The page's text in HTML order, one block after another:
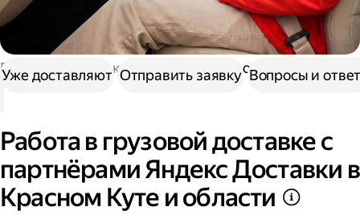
Работа в Доставке Работа в грузовой доставке
Работа в грузовой доставке с
партнёрами Яндекс Доставки в
Красном Куте и области
Уже доставляют Отправить заявку Вопросы и